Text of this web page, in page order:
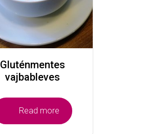
Gluténmentes
vajbableves
Read more